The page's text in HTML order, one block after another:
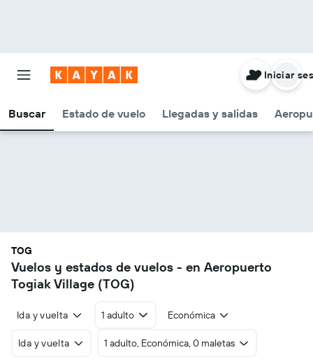
Buscar Estado de vuelo Llegadas y salidas
Iniciar
TOG
Vuelos y estados de vuelos - en Aeropuerto
Togiak Village (TOG)
Ida y vuelta 1 adulto Económica
Ida y vuelta 1 adulto, Económica, 0 maletas